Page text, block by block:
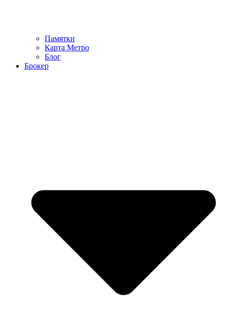
Памятки
Карта Метро
Блог
Брокер